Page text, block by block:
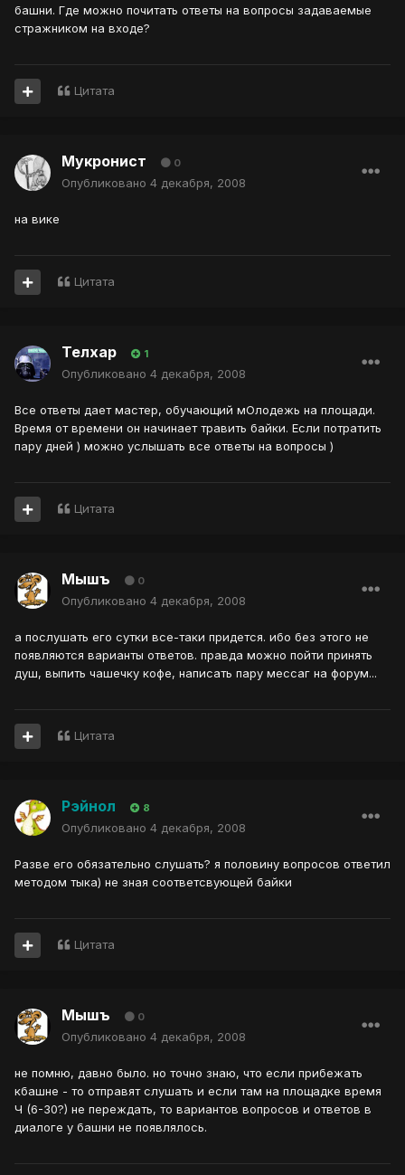
башни. Где можно почитать ответы на вопросы задаваемые
стражником на входе?
Цитата
Мукронист 0
Опубликовано 4 декабря, 2008
на вике
Цитата
Телхар 1
Опубликовано 4 декабря, 2008
Все ответы дает мастер, обучающий мОлодежь на площади.
Время от времени он начинает травить байки. Если потратить
пару дней ) можно услышать все ответы на вопросы )
Цитата
Мышъ 0
Опубликовано 4 декабря, 2008
а послушать его сутки все-таки придется. ибо без этого не
появляются варианты ответов. правда можно пойти принять
душ, выпить чашечку кофе, написать пару мессаг на форум...
Цитата
Рэйнол 8
Опубликовано 4 декабря, 2008
Разве его обязательно слушать? я половину вопросов ответил
методом тыка) не зная соответсвующей байки
Цитата
Мышъ 0
Опубликовано 4 декабря, 2008
не помню, давно было. но точно знаю, что если прибежать
кбашне - то отправят слушать и если там на площадке время
Ч (6-30?) не переждать, то вариантов вопросов и ответов в
диалоге у башни не появлялось.